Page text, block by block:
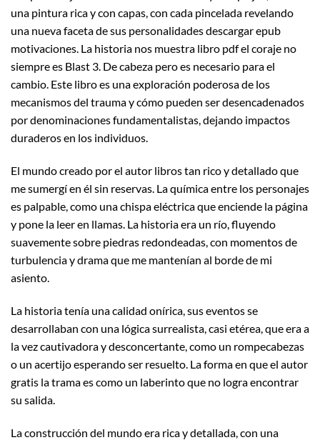
una pintura rica y con capas, con cada pincelada revelando
una nueva faceta de sus personalidades descargar epub
motivaciones. La historia nos muestra libro pdf el coraje no
siempre es Blast 3. De cabeza pero es necesario para el
cambio. Este libro es una exploración poderosa de los
mecanismos del trauma y cómo pueden ser desencadenados
por denominaciones fundamentalistas, dejando impactos
duraderos en los individuos.
El mundo creado por el autor libros tan rico y detallado que
me sumergí en él sin reservas. La química entre los personajes
es palpable, como una chispa eléctrica que enciende la página
y pone la leer en llamas. La historia era un río, fluyendo
suavemente sobre piedras redondeadas, con momentos de
turbulencia y drama que me mantenían al borde de mi
asiento.
La historia tenía una calidad onírica, sus eventos se
desarrollaban con una lógica surrealista, casi etérea, que era a
la vez cautivadora y desconcertante, como un rompecabezas
o un acertijo esperando ser resuelto. La forma en que el autor
gratis la trama es como un laberinto que no logra encontrar
su salida.
La construcción del mundo era rica y detallada, con una